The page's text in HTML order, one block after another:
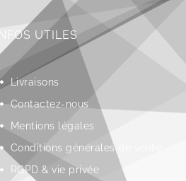
INFOS UTILES
Livraisons
Contactez-nous
Mentions légales
Conditions générales de vente
RGPD & vie privée